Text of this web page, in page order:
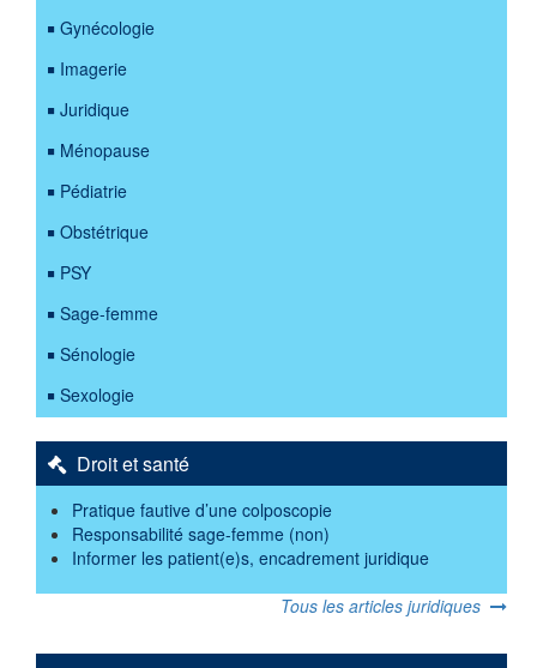
Gynécologie
Imagerie
Juridique
Ménopause
Pédiatrie
Obstétrique
PSY
Sage-femme
Sénologie
Sexologie
Droit et santé
Pratique fautive d’une colposcopie
Responsabilité sage-femme (non)
Informer les patient(e)s, encadrement juridique
Tous les articles juridiques